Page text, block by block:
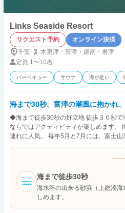
Links Seaside Resort
リクエスト予約
オンライン決済
千葉
木更津・ 富津・ 鋸南・ 君津
定員 1〜10名
バーベキュー サウナ 海が近い
海まで30秒。富津の潮風に抱かれ
◆海まで徒歩30秒の好立地 徒歩３０秒で
ならではアクティビティが楽しめます。
連れに人気。 毎年5月と7月には、富士
ム アウトドア、プライベートサウナと
後、身体を芯から温めて、潮の香り、
こそできる非日常のととのいを体験し
限お楽しみいただけるバーベキューに必
んなでワイワイいただくBBQ！潮の香
こでしか味わえない特別なディナーをお
海まで徒歩30秒
海水浴の出来る砂浜（上総湊
しめます。